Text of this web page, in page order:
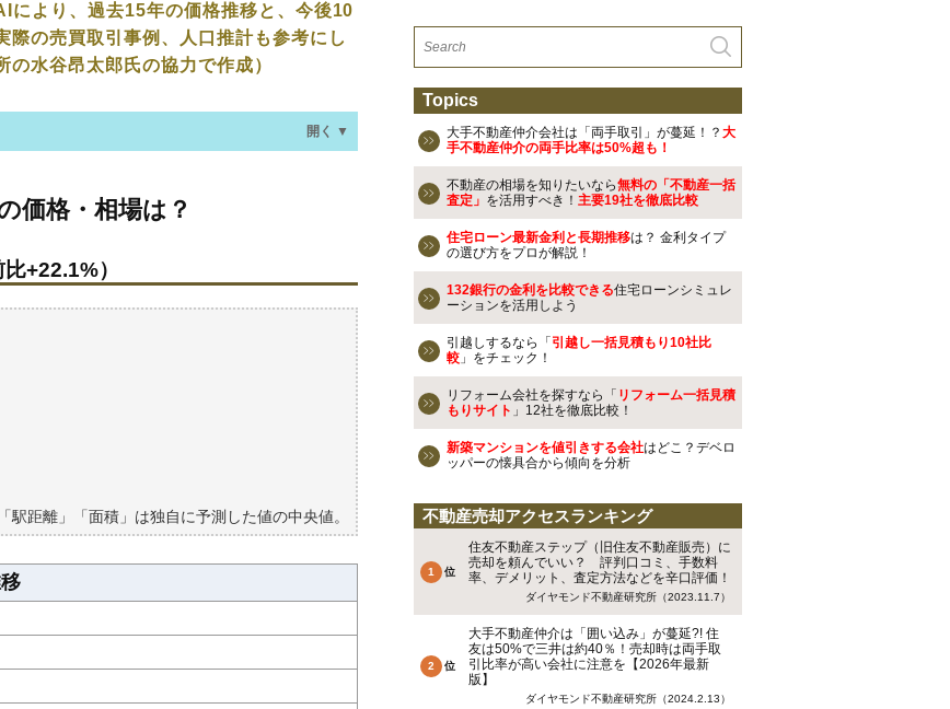
により、過去15年の価格推移と、今後10
際の売買取引事例、人口推計も参考にし
水谷昂太郎氏の協力で作成）
開く ▼
+22.1%）
買事例
よう
？
価格・相場は？
+22.1%）
距離」「面積」は独自に予測した値の中央値。
Topics
大手不動産仲介会社は「両手取引」が蔓延！？ 大
手不動産仲介の両手比率は50%超も！
不動産の相場を知りたいなら無料の「不動産一括
査定」 を活用すべき！ 主要19社を徹底比較
住宅ローン最新金利と長期推移は？ 金利タイプ
の選び方をプロが解説！
132銀行の金利を比較できる住宅ローンシミュレ
ーションを活用しよう
引越しするなら「 引越し一括見積もり10社比
較 」をチェック！
リフォーム会社を探すなら「 リフォーム一括見積
もりサイト 」12社を徹底比較！
新築マンションを値引きする会社はどこ？デベロ
ッパーの懐具合から傾向を分析
不動産売却アクセスランキング
住友不動産ステップ（旧住友不動産販売）に
売却を頼んでいい？ 評判口コミ、手数料
率、デメリット、査定方法などを辛口評価！
ダイヤモンド不動産研究所（2023.11.7）
大手不動産仲介は「囲い込み」が蔓延?! 住
友は50%で三井は約40％！売却時は両手取
引比率が高い会社に注意を【2026年最新
版】
ダイヤモンド不動産研究所（2024.2.13）